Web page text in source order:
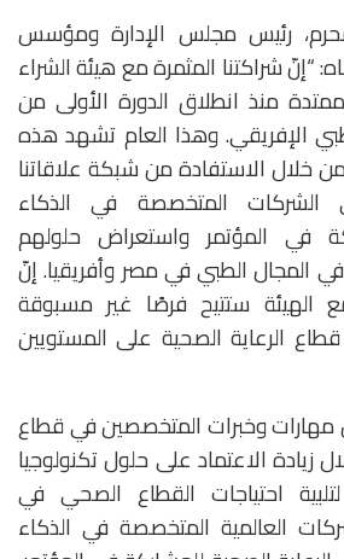
رئيس مجلس الإدارة ومؤسس
شراكتنا المثمرة مع هيئة الشراء
منذ انطلاق الدورة الأولى من
الإفريقي. وهذا العام تشهد هذه
خلال الاستفادة من شبكة علاقاتنا
المتخصصة في الذكاء
في المؤتمر واستعراض حلولهم
في المجال الطبي في مصر وأفريقيا. إنّ
الهيئة ستتيح فرصًا غير مسبوقة
قطاع الرعاية الصحية على المستويين
وخبرات المتخصصين في قطاع
زيادة الاعتماد على حلول تكنولوجيا
احتياجات القطاع الصحي في
العالمية المتخصصة في الذكاء